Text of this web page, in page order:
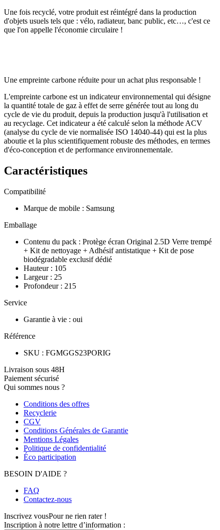
Une fois recyclé, votre produit est réintégré dans la production
d'objets usuels tels que : vélo, radiateur, banc public, etc…, c'est ce
que l'on appelle l'économie circulaire !
Une empreinte carbone réduite pour un achat plus responsable !
L'empreinte carbone est un indicateur environnemental qui désigne
la quantité totale de gaz à effet de serre générée tout au long du
cycle de vie du produit, depuis la production jusqu'à l'utilisation et
au recyclage. Cet indicateur a été calculé selon la méthode ACV
(analyse du cycle de vie normalisée ISO 14040-44) qui est la plus
aboutie et la plus scientifiquement robuste des méthodes, en termes
d'éco-conception et de performance environnementale.
Caractéristiques
Compatibilité
Marque de mobile : Samsung
Emballage
Contenu du pack : Protège écran Original 2.5D Verre trempé
+ Kit de nettoyage + Adhésif antistatique + Kit de pose
biodégradable exclusif dédié
Hauteur : 105
Largeur : 25
Profondeur : 215
Service
Garantie à vie : oui
Référence
SKU : FGMGGS23PORIG
Livraison sous 48H
Paiement sécurisé
Qui sommes nous ?
Conditions des offres
Recyclerie
CGV
Conditions Générales de Garantie
Mentions Légales
Politique de confidentialité
Éco participation
BESOIN D'AIDE ?
FAQ
Contactez-nous
Inscrivez vousPour ne rien rater !
Inscription à notre lettre d’information :